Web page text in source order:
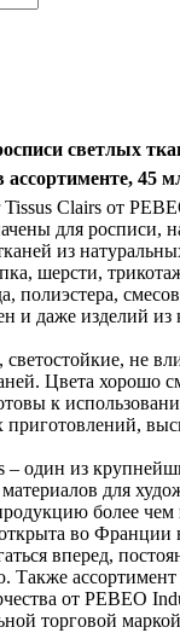
светлых
ассортименте, 45
Clairs от
для росписи,
из
шерсти,
полиэстера,
и даже изделий из
не
Цвета хорошо
к
– один из
для
более чем
во Франции
вперед,
Также ассортимент
от PEBEO
торговой